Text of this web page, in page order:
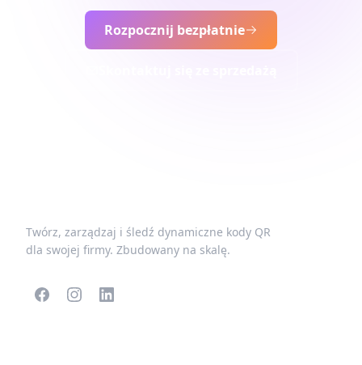
Rozpocznij bezpłatnie
Twórz, zarządzaj i śledź dynamiczne kody QR
dla swojej firmy. Zbudowany na skalę.